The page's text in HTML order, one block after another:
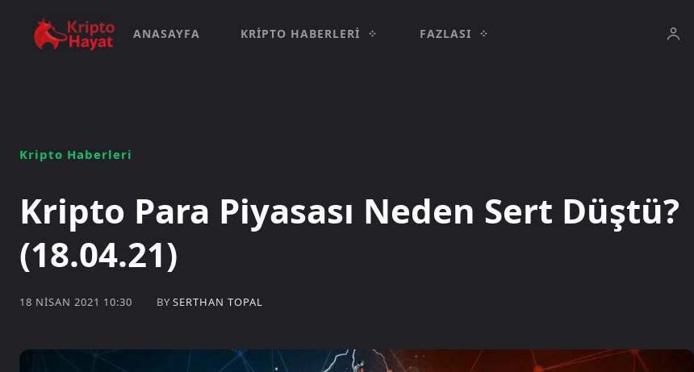
ANASAYFA KRIPTO HABERLERI FAZLASI
Kripto Haberleri
Kripto Para Piyasası Neden Sert Düştü?
(18.04.21)
18 NISAN 2021 10:30 BY SERTHAN TOPAL